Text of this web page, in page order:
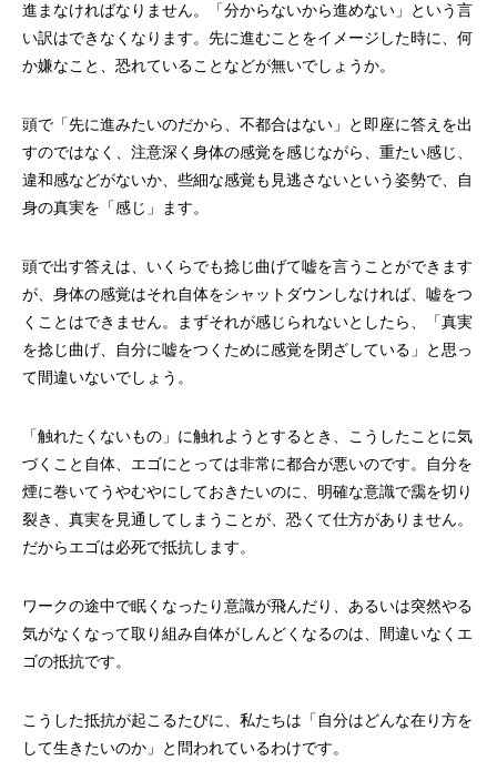
進まなければなりません。「分からないから進めない」という言
い訳はできなくなります。先に進むことをイメージした時に、何
か嫌なこと、恐れていることなどが無いでしょうか。
頭で「先に進みたいのだから、不都合はない」と即座に答えを出
すのではなく、注意深く身体の感覚を感じながら、重たい感じ、
違和感などがないか、些細な感覚も見逃さないという姿勢で、自
身の真実を「感じ」ます。
頭で出す答えは、いくらでも捻じ曲げて嘘を言うことができます
が、身体の感覚はそれ自体をシャットダウンしなければ、嘘をつ
くことはできません。まずそれが感じられないとしたら、「真実
を捻じ曲げ、自分に嘘をつくために感覚を閉ざしている」と思っ
て間違いないでしょう。
「触れたくないもの」に触れようとするとき、こうしたことに気
づくこと自体、エゴにとっては非常に都合が悪いのです。自分を
煙に巻いてうやむやにしておきたいのに、明確な意識で靄を切り
裂き、真実を見通してしまうことが、恐くて仕方がありません。
だからエゴは必死で抵抗します。
ワークの途中で眠くなったり意識が飛んだり、あるいは突然やる
気がなくなって取り組み自体がしんどくなるのは、間違いなくエ
ゴの抵抗です。
こうした抵抗が起こるたびに、私たちは「自分はどんな在り方を
して生きたいのか」と問われているわけです。